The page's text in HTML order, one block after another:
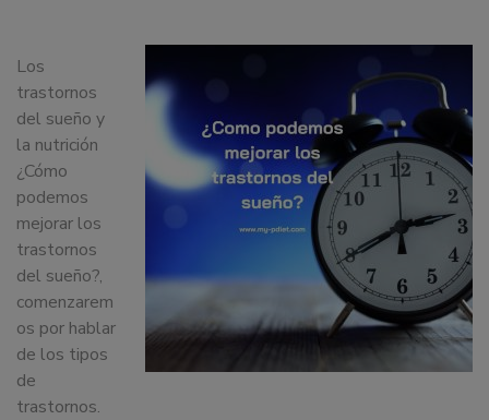
y
también
nos
dedicamos
a
la
docencia
y
formación
sobre
la
nutrición
alimentaria
tanto
Los
trastornos
del sueño y
la nutrición
¿Cómo
podemos
mejorar los
trastornos
del sueño?,
comenzarem
os por hablar
de los tipos
de
trastornos.